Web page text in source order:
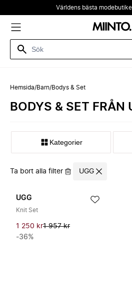
Världens bästa
Hemsida/Barn/Bodys & Set
BODYS & SET FRÅN
Kategorier
Ta bort alla filter UGG
UGG
Knit Set
1 250 kr1 957 kr
-36%